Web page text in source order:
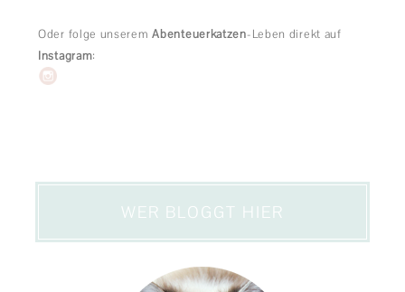
Oder folge unseremAbenteuerkatzen-Leben direkt auf
Instagram:
WER BLOGGT HIER